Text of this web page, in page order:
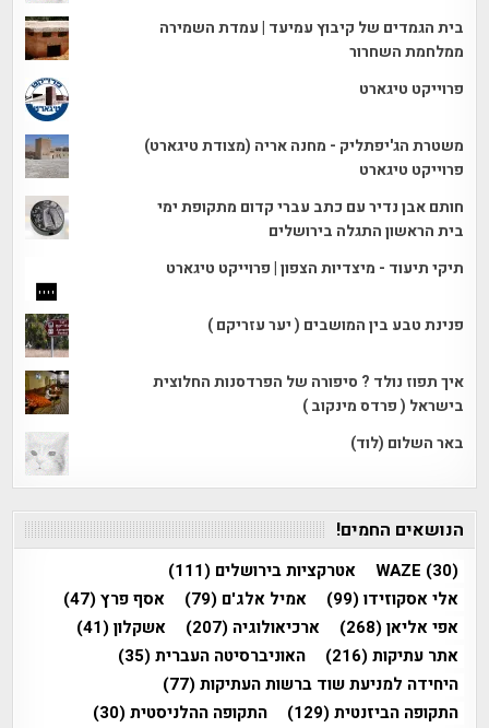
בית הגמדים של קיבוץ עמיעד | עמדת השמירה
ממלחמת השחרור
פרוייקט טיגארט
משטרת הג'יפתליק - מחנה אריה (מצודת טיגארט)
פרוייקט טיגארט
חותם אבן נדיר עם כתב עברי קדום מתקופת ימי
בית הראשון התגלה בירושלים
תיקי תיעוד - מיצדיות הצפון | פרוייקט טיגארט
פנינת טבע בין המושבים ( יער עזריקם )
איך תפוז נולד ? סיפורה של הפרדסנות החלוצית
בישראל ( פרדס מינקוב )
באר השלום (לוד)
הנושאים החמים!
WAZE (30) אטרקציות בירושלים (111)
אלי אסקוזידו(99) אמיל אלג'ם (79) אסף פרץ(47)
אפי אליאן(268) ארכיאולוגיה (207) אשקלון(41)
אתר עתיקות(216) האוניברסיטה העברית(35)
היחידה למניעת שוד ברשות העתיקות(77)
התקופה הביזנטית(129) התקופה ההלניסטית(30)